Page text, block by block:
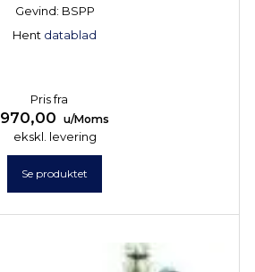
Gevind: BSPP
Hent datablad
Pris fra
970,00 u/Moms
ekskl. levering
Se produktet